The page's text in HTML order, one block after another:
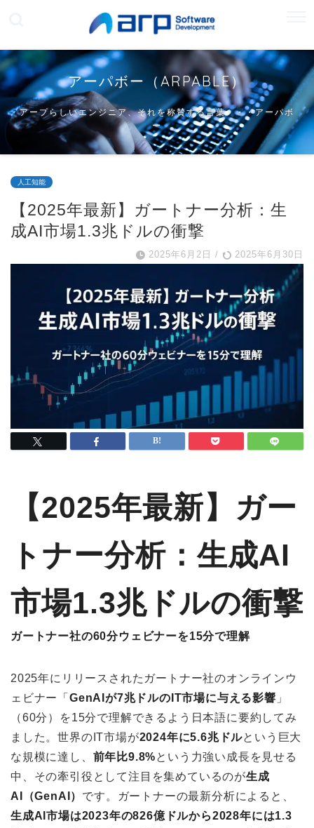
アーパボー（ARPABLE）
アープらしいエンジニア、それを称賛する言葉・・・アーパボ
ー
人工知能
【2025年最新】ガートナー分析：生
成AI市場1.3兆ドルの衝撃
2025年6月2日 / 2025年6月30日
【2025年最新】ガー
トナー分析：生成AI
市場1.3兆ドルの衝撃
ガートナー社の60分ウェビナーを15分で理解
2025年にリリースされたガートナー社のオンラインウ
ェビナー「 GenAIが7兆ドルのIT市場に与える影響 」
（60分）を15分で理解できるよう日本語に要約してみ
ました。世界のIT市場が2024年に5.6兆ドルという巨大
な規模に達し、 前年比9.8%という力強い成長を見せる
中、その牽引役として注目を集めているのが生成
AI（GenAI） です。ガートナーの最新分析によると、
生成AI市場は2023年の826億ドルから2028年には1.3